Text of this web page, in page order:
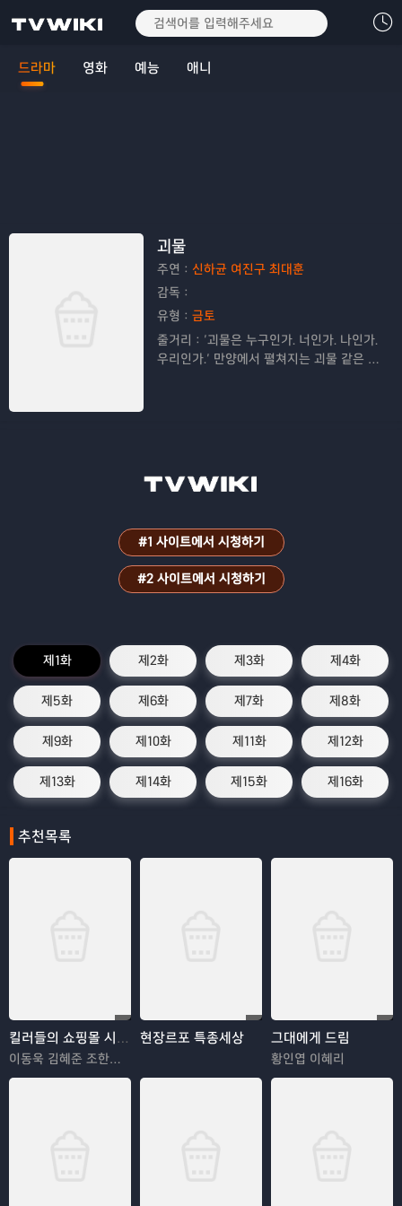
드라마 영화 예능 애니
괴물
주연： 신하균 여진구 최대훈
감독：
유형： 금토
줄거리： ‘괴물은 누구인가. 너인가. 나인가.
우리인가.’ 만양에서 펼쳐지는 괴물 같은 두
#1 사이트에서 시청하기
#2 사이트에서 시청하기
제1화 제2화 제3화 제4화
제5화 제6화 제7화 제8화
제9화 제10화 제11화 제12화
제13화 제14화 제15화 제16화
추천목록
킬러들의 쇼핑몰 시즌2
이동욱 김혜준 조한선 김해나
현장르포 특종세상 그대에게 드림
황인엽 이혜리